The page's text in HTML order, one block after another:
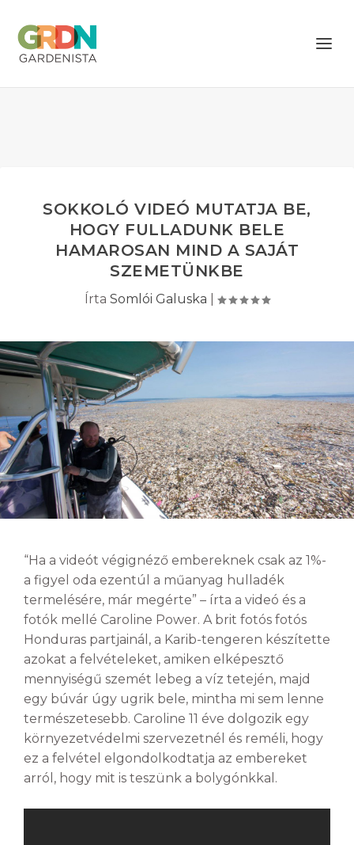
SOKKOLÓ VIDEÓ MUTATJA BE,
HOGY FULLADUNK BELE
HAMAROSAN MIND A SAJÁT
SZEMETÜNKBE
Írta Somlói Galuska
“Ha a videót végignéző embereknek csak az 1%-
a figyel oda ezentúl a műanyag hulladék
termelésére, már megérte” – írta a videó és a
fotók mellé Caroline Power. A brit fotós fotós
Honduras partjainál, a Karib-tengeren készítette
azokat a felvételeket, amiken elképesztő
mennyiségű szemét lebeg a víz tetején, majd
egy búvár úgy ugrik bele, mintha mi sem lenne
természetesebb. Caroline 11 éve dolgozik egy
környezetvédelmi szervezetnél és reméli, hogy
ez a felvétel elgondolkodtatja az embereket
arról, hogy mit is teszünk a bolygónkkal.